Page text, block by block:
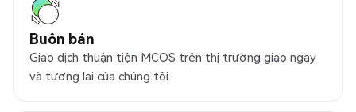
Buôn bán
Giao dịch thuận tiện MCOS trên thị trường giao ngay
và tương lai của chúng tôi